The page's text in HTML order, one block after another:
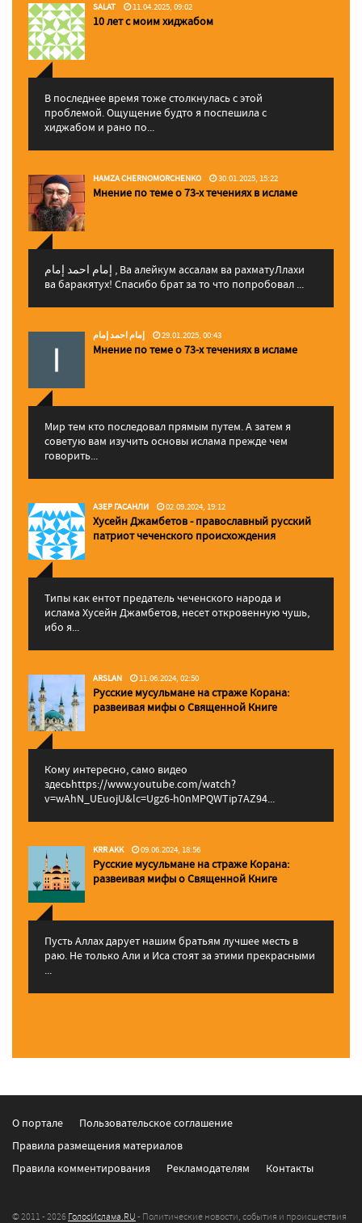
SALAT 11.04.2025, 09:02
10 лет с моим хиджабом
В последнее время тоже столкнулась с этой
проблемой. Ощущение будто я поспешила с
хиджабом и рано по...
HAMZA CHERNOMORCHENKO 30.01.2025, 15:22
Мнение по теме о 73-х течениях в исламе
إمام احمد إمام , Ва алейкум ассалам ва рахматуЛлахи
ва баракятух! Спасибо брат за то что попробовал ...
إمام احمد إمام 29.01.2025, 00:43
Мнение по теме о 73-х течениях в исламе
Мир тем кто последовал прямым путем. А затем я
советую вам изучить основы ислама прежде чем
говорить...
АЗЕР ГАСАНЛИ 02.09.2024, 19:12
Хусейн Джамбетов - православный русский
патриот чеченского происхождения
Типы как ентот предатель чеченского народа и
ислама Хусейн Джамбетов, несет откровенную чушь,
ибо я...
ARSLAN 11.06.2024, 02:50
Русские мусульмане на страже Корана:
pазвеивая мифы о Священной Книге
Кому интересно, само видео
здесьhttps://www.youtube.com/watch?
v=wAhN_UEuojU&lc=Ugz6-h0nMPQWTip7AZ94...
KRR AKK 09.06.2024, 18:56
Русские мусульмане на страже Корана:
pазвеивая мифы о Священной Книге
Пусть Аллах дарует нашим братьям лучшее месть в
раю. Не только Али и Иса стоят за этими прекрасными
...
О портале
Пользовательское соглашение
Правила размещения материалов
Правила комментирования
Рекламодателям Контакты
© 2011 - 2026 ГолосИслама.RU - Политические новости, события и происшествия